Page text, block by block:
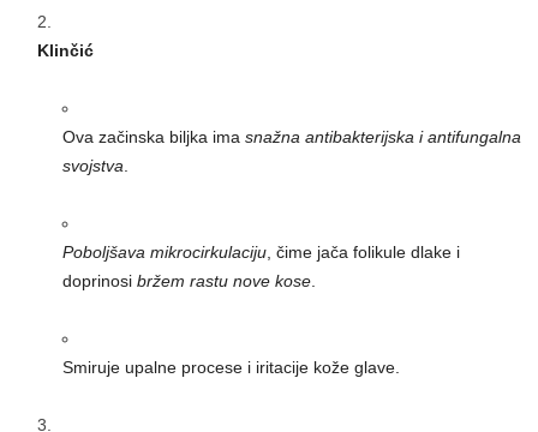
Klinčić
Ova začinska biljka ima snažna antibakterijska i antifungalna
svojstva.
Poboljšava mikrocirkulaciju, čime jača folikule dlake i
doprinosi bržem rastu nove kose.
Smiruje upalne procese i iritacije kože glave.